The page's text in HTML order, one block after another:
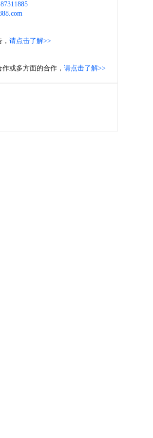
请点击了解>>
或多方面的合作， 请点击了解>>